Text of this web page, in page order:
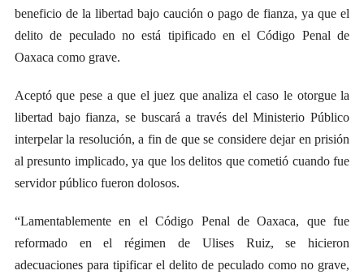
beneficio de la libertad bajo caución o pago de fianza, ya que el
delito de peculado no está tipificado en el Código Penal de
Oaxaca como grave.
Aceptó que pese a que el juez que analiza el caso le otorgue la
libertad bajo fianza, se buscará a través del Ministerio Público
interpelar la resolución, a fin de que se considere dejar en prisión
al presunto implicado, ya que los delitos que cometió cuando fue
servidor público fueron dolosos.
“Lamentablemente en el Código Penal de Oaxaca, que fue
reformado en el régimen de Ulises Ruiz, se hicieron
adecuaciones para tipificar el delito de peculado como no grave,